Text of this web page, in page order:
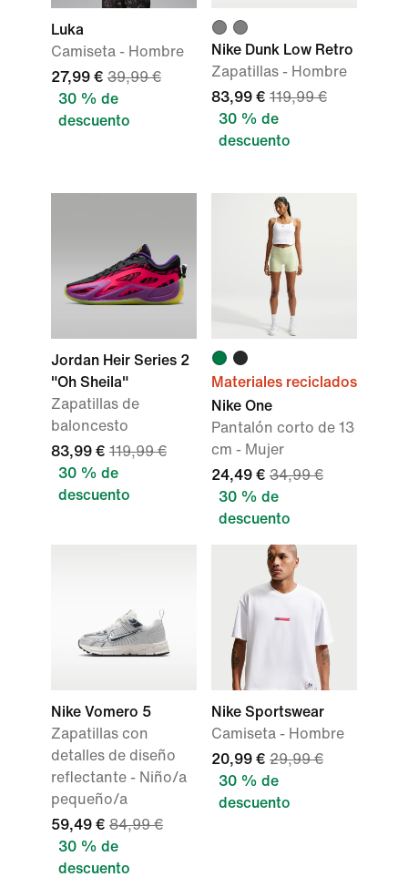
Luka
Camiseta - Hombre
27,99 € 39,99 €
30 % de
descuento
Nike Dunk Low Retro
Zapatillas - Hombre
83,99 € 119,99 €
30 % de
descuento
Jordan Heir Series 2
"Oh Sheila"
Zapatillas de
baloncesto
83,99 € 119,99 €
30 % de
descuento
Materiales reciclados
Nike One
Pantalón corto de 13
cm - Mujer
24,49 € 34,99 €
30 % de
descuento
Nike Vomero 5
Zapatillas con
detalles de diseño
reflectante - Niño/a
pequeño/a
59,49 € 84,99 €
30 % de
descuento
Nike Sportswear
Camiseta - Hombre
20,99 € 29,99 €
30 % de
descuento